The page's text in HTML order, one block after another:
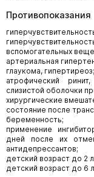
Противопоказания
вспомогательных
артериальная
глаукома, гипертиреоз;
атрофический
слизистой оболочки
хирургические
состояние после
беременность;
применение
дней после их
антидепрессантов;
детский возраст до 2
детский возраст до 6